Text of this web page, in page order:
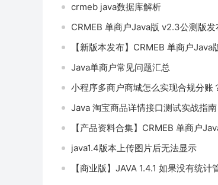
crmeb java数据库解析
CRMEB 单商户Java版 v2.3公测版发
【新版本发布】CRMEB 单商户
Java单商户常见问题汇总
小程序多商户商城怎么实现合规分
Java 淘宝商品详情接口测试实战指南
【产品资料合集】CRMEB 单商户
java1.4版本上传图片后无法显示